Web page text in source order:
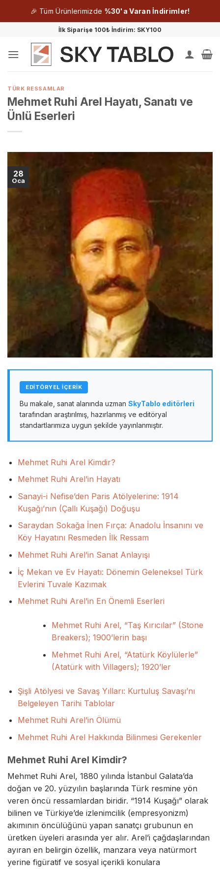
🎉 Tüm Ürünlerimizde %30'a Varan İndirimler!
İlk Siparişe 100₺ İndirim: SKY100
TÜRK RESSAMLAR
Mehmet Ruhi Arel Hayatı, Sanatı ve
Ünlü Eserleri
28
Oca
EDİTÖRYEL İÇERİK
Bu makale, sanat alanında uzman SkyTablo editörleri
tarafından araştırılmış, hazırlanmış ve editöryal
standartlarımıza uygun şekilde yayınlanmıştır.
Mehmet Ruhi Arel Kimdir?
Mehmet Ruhi Arel’in Hayatı
Sanayi-i Nefise’den Paris Atölyelerine: 1914
Kuşağı’nın (Çallı Kuşağı) Doğuşu
Saraydan Sokağa İnen Fırça: Anadolu İnsanını ve
Köy Hayatını Resmeden İlk Ressam
Mehmet Ruhi Arel’in Sanat Anlayışı
İç Mekan ve Ev Hayatı: Dönemin Geleneksel Türk
Evlerini Tuvale Kazımak
Mehmet Ruhi Arel’in En Önemli Eserleri
Mehmet Ruhi Arel, “Taş Kırıcılar” (Stone
Breakers); 1900’lerin başı
Mehmet Ruhi Arel, “Atatürk Köylülerle”
(Atatürk with Villagers); 1920’ler
Şişli Atölyesi ve Savaş Yılları: Kurtuluş Savaşı’nı
Belgeleyen Tarihi Tablolar
Mehmet Ruhi Arel’in Ölümü
Mehmet Ruhi Arel Hakkında Bilinmesi Gerekenler
Mehmet Ruhi Arel Kimdir?
Mehmet Ruhi Arel, 1880 yılında İstanbul Galata’da
doğan ve 20. yüzyılın başlarında Türk resmine yön
veren öncü ressamlardan biridir. “1914 Kuşağı” olarak
bilinen ve Türkiye’de izlenimcilik (empresyonizm)
akımının öncülüğünü yapan sanatçı grubunun en
üretken üyeleri arasında yer alır. Arel’i çağdaşlarından
ayıran en belirgin özellik, manzara veya natürmort
yerine figüratif ve sosyal içerikli konulara